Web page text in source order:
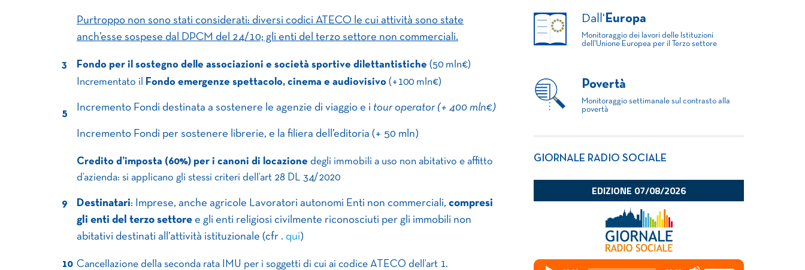
Purtroppo non sono stati considerati: diversi codici ATECO le cui attività sono state
anch’esse sospese dal DPCM del 24/10; gli enti del terzo settore non commerciali.
3 Fondo per il sostegno delle associazioni e società sportive dilettantistiche (50 mln€)
5
Incrementato il Fondo emergenze spettacolo, cinema e audiovisivo (+100 mln€)
Incremento Fondi destinata a sostenere le agenzie di viaggio e i tour operator (+ 400 mln€)
Incremento Fondi per sostenere librerie, e la filiera dell’editoria (+ 50 mln)
9
Credito d’imposta (60%) per i canoni di locazione degli immobili a uso non abitativo e affitto
d’azienda: si applicano gli stessi criteri dell’art 28 DL 34/2020
Destinatari: Imprese, anche agricole Lavoratori autonomi Enti non commerciali, compresi
gli enti del terzo settore e gli enti religiosi civilmente riconosciuti per gli immobili non
abitativi destinati all’attività istituzionale (cfr . qui)
10 Cancellazione della seconda rata IMU per i soggetti di cui ai codice ATECO dell’art 1.
Dall' Europa
Monitoraggio dei lavori delle Istituzioni
dell'Unione Europea per il Terzo settore
Povertà
Monitoraggio settimanale sul contrasto alla
povertà
GIORNALE RADIO SOCIALE